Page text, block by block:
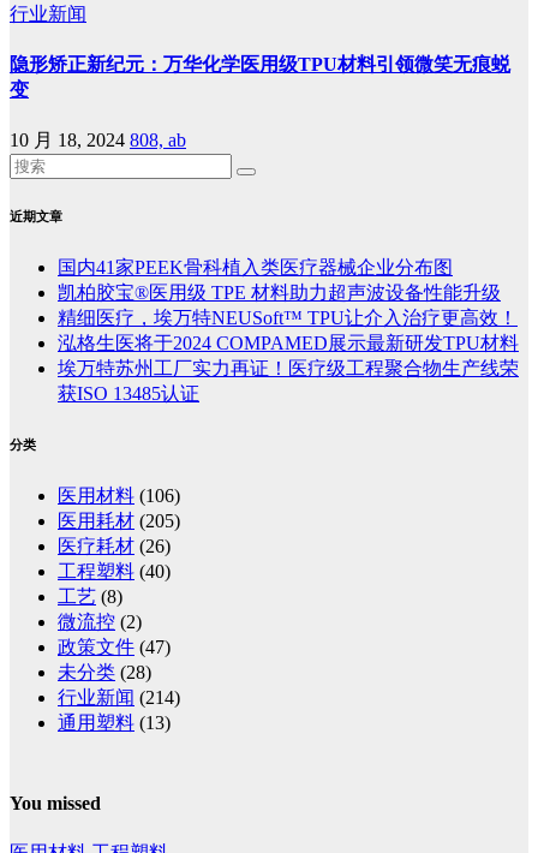
行业新闻
隐形矫正新纪元：万华化学医用级TPU材料引领微笑无痕蜕
变
10 月 18, 2024 808, ab
近期文章
国内41家PEEK骨科植入类医疗器械企业分布图
凯柏胶宝®医用级 TPE 材料助力超声波设备性能升级
精细医疗，埃万特NEUSoft™ TPU让介入治疗更高效！
泓格生医将于2024 COMPAMED展示最新研发TPU材料
埃万特苏州工厂实力再证！医疗级工程聚合物生产线荣
获ISO 13485认证
分类
医用材料 (106)
医用耗材 (205)
医疗耗材 (26)
工程塑料 (40)
工艺 (8)
微流控 (2)
政策文件 (47)
未分类 (28)
行业新闻 (214)
通用塑料 (13)
You missed